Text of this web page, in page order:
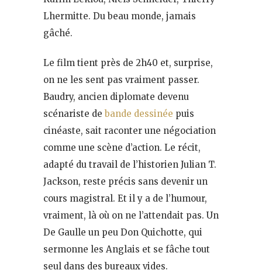
Lhermitte. Du beau monde, jamais
gâché.
Le film tient près de 2h40 et, surprise,
on ne les sent pas vraiment passer.
Baudry, ancien diplomate devenu
scénariste de bande dessinée puis
cinéaste, sait raconter une négociation
comme une scène d’action. Le récit,
adapté du travail de l’historien Julian T.
Jackson, reste précis sans devenir un
cours magistral. Et il y a de l’humour,
vraiment, là où on ne l’attendait pas. Un
De Gaulle un peu Don Quichotte, qui
sermonne les Anglais et se fâche tout
seul dans des bureaux vides.